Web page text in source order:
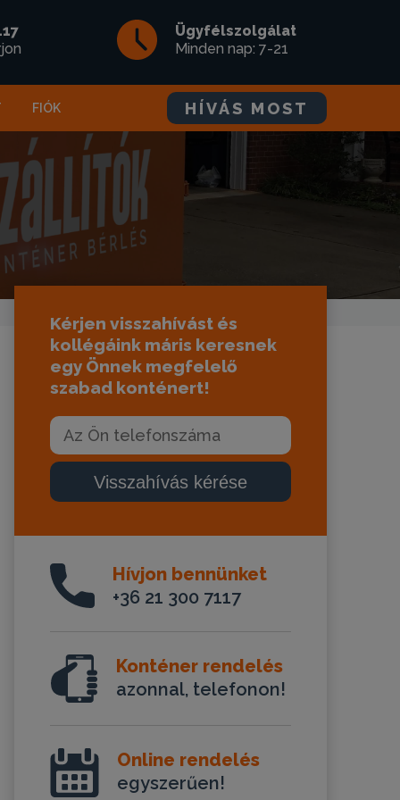
Ügyfélszolgálat
Minden nap: 7-21
FIÓK HÍVÁS MOST
Kérjen visszahívást és
kollégáink máris keresnek
egy Önnek megfelelő
szabad konténert!
Visszahívás kérése
Hívjon bennünket
+36 21 300 7117
Konténer rendelés
azonnal, telefonon!
Online rendelés
egyszerűen!